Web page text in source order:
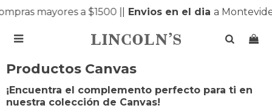
mayores a $1500 | Envios en el dia a

Productos Canvas
¡Encuentra el complemento perfecto para ti en
nuestra colección de Canvas!